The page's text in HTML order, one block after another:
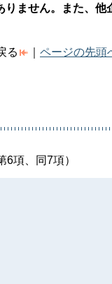
りません。また、他
る ページの先頭
項、同7項）